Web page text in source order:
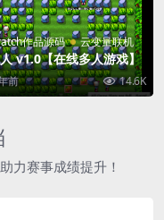
作品源码 云变量联机
v1.0【在线多人游戏】
前 14.6K
力赛事成绩提升！